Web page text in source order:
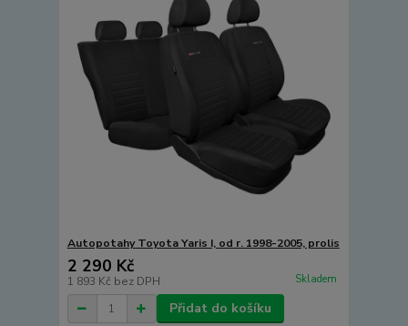
Autopotahy Toyota Yaris I, od r. 1998-2005, prolis
2 290 Kč
1 893 Kč bez DPH Skladem
Přidat do košíku